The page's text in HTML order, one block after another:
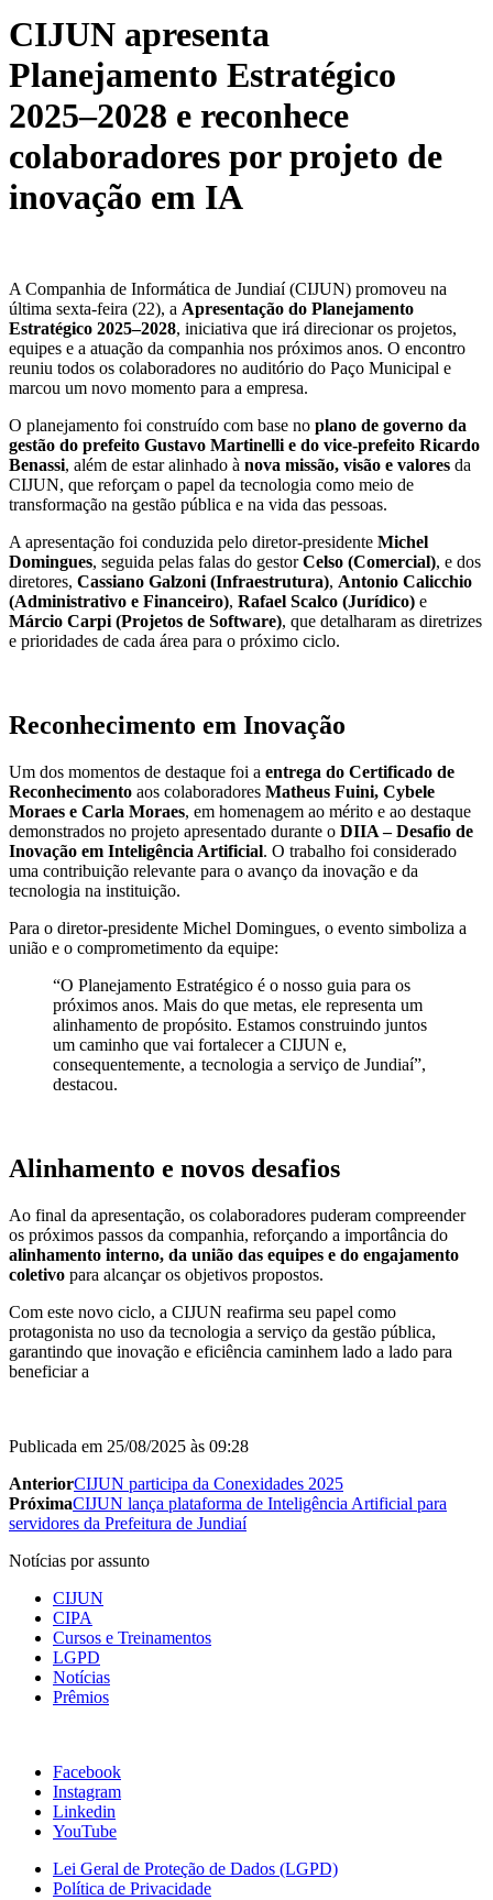
CIJUN apresenta
Planejamento Estratégico
2025–2028 e reconhece
colaboradores por projeto de
inovação em IA
A Companhia de Informática de Jundiaí (CIJUN) promoveu na
última sexta-feira (22), a Apresentação do Planejamento
Estratégico 2025–2028, iniciativa que irá direcionar os projetos,
equipes e a atuação da companhia nos próximos anos. O encontro
reuniu todos os colaboradores no auditório do Paço Municipal e
marcou um novo momento para a empresa.
O planejamento foi construído com base no plano de governo da
gestão do prefeito Gustavo Martinelli e do vice-prefeito Ricardo
Benassi, além de estar alinhado à nova missão, visão e valores da
CIJUN, que reforçam o papel da tecnologia como meio de
transformação na gestão pública e na vida das pessoas.
A apresentação foi conduzida pelo diretor-presidente Michel
Domingues, seguida pelas falas do gestorCelso (Comercial), e dos
diretores, Cassiano Galzoni (Infraestrutura), Antonio Calicchio
(Administrativo e Financeiro), Rafael Scalco (Jurídico) e
Márcio Carpi (Projetos de Software), que detalharam as diretrizes
e prioridades de cada área para o próximo ciclo.
Reconhecimento em Inovação
Um dos momentos de destaque foi a entrega do Certificado de
Reconhecimento aos colaboradores Matheus Fuini, Cybele
Moraes e Carla Moraes, em homenagem ao mérito e ao destaque
demonstrados no projeto apresentado durante o DIIA – Desafio de
Inovação em Inteligência Artificial. O trabalho foi considerado
uma contribuição relevante para o avanço da inovação e da
tecnologia na instituição.
Para o diretor-presidente Michel Domingues, o evento simboliza a
união e o comprometimento da equipe:
“O Planejamento Estratégico é o nosso guia para os
próximos anos. Mais do que metas, ele representa um
alinhamento de propósito. Estamos construindo juntos
um caminho que vai fortalecer a CIJUN e,
consequentemente, a tecnologia a serviço de Jundiaí”,
destacou.
Alinhamento e novos desafios
Ao final da apresentação, os colaboradores puderam compreender
os próximos passos da companhia, reforçando a importância do
alinhamento interno, da união das equipes e do engajamento
coletivo para alcançar os objetivos propostos.
Com este novo ciclo, a CIJUN reafirma seu papel como
protagonista no uso da tecnologia a serviço da gestão pública,
garantindo que inovação e eficiência caminhem lado a lado para
beneficiar a
Publicada em 25/08/2025 às 09:28
AnteriorCIJUN participa da Conexidades 2025
PróximaCIJUN lança plataforma de Inteligência Artificial para
servidores da Prefeitura de Jundiaí
Notícias por assunto
CIJUN
CIPA
Cursos e Treinamentos
LGPD
Notícias
Prêmios
Facebook
Instagram
Linkedin
YouTube
Lei Geral de Proteção de Dados (LGPD)
Política de Privacidade